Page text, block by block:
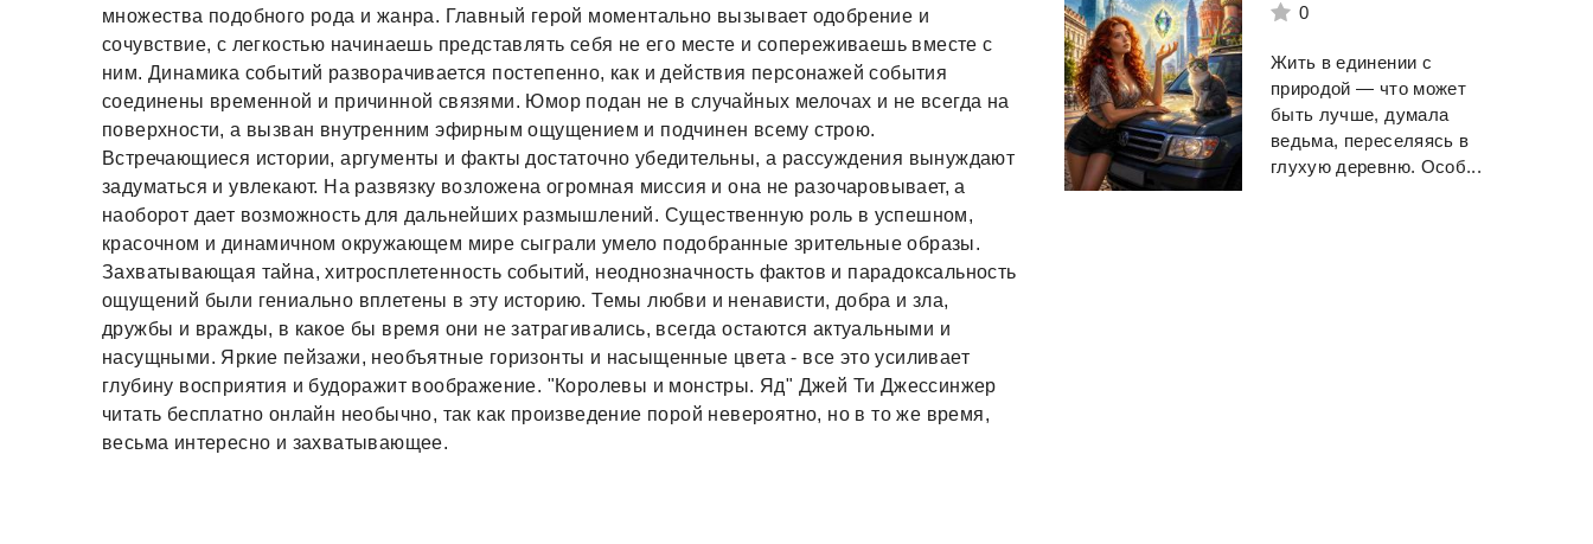
множества подобного рода и жанра. Главный герой моментально вызывает одобрение и
сочувствие, с легкостью начинаешь представлять себя не его месте и сопереживаешь вместе с
ним. Динамика событий разворачивается постепенно, как и действия персонажей события
соединены временной и причинной связями. Юмор подан не в случайных мелочах и не всегда на
поверхности, а вызван внутренним эфирным ощущением и подчинен всему строю.
Встречающиеся истории, аргументы и факты достаточно убедительны, а рассуждения вынуждают
задуматься и увлекают. На развязку возложена огромная миссия и она не разочаровывает, а
наоборот дает возможность для дальнейших размышлений. Существенную роль в успешном,
красочном и динамичном окружающем мире сыграли умело подобранные зрительные образы.
Захватывающая тайна, хитросплетенность событий, неоднозначность фактов и парадоксальность
ощущений были гениально вплетены в эту историю. Темы любви и ненависти, добра и зла,
дружбы и вражды, в какое бы время они не затрагивались, всегда остаются актуальными и
насущными. Яркие пейзажи, необъятные горизонты и насыщенные цвета - все это усиливает
глубину восприятия и будоражит воображение. "Королевы и монстры. Яд" Джей Ти Джессинжер
читать бесплатно онлайн необычно, так как произведение порой невероятно, но в то же время,
весьма интересно и захватывающее.
0
Жить в единении с
природой — что может
быть лучше, думала
ведьма, переселяясь в
глухую деревню. Особ...